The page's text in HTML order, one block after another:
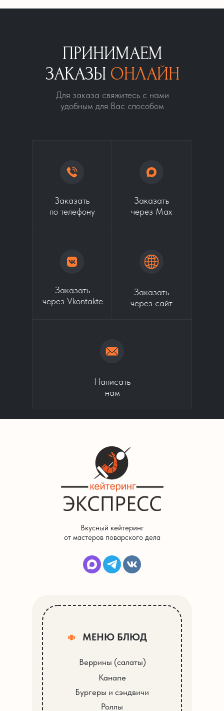
ПРИНИМАЕМ
ЗАКАЗЫ ОНЛАЙН
Для заказа свяжитесь с нами
удобным для Вас способом
Заказать
по телефону
Заказать
через Max
Заказать
через Vkontakte
Заказать
через сайт
Написать
нам
Веррины (салаты)
Канапе
Бургеры и сэндвичи
Роллы
МЕНЮ БЛЮД
Вкусный кейтеринг
от мастеров поварского дела